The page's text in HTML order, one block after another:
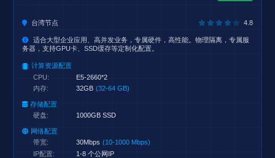
台湾节点 4.8
适合大型企业应用、高并发业务，专属硬件，高性能。物理隔离，专属服
务器，支持GPU卡、SSD缓存等定制化配置。
计算资源配置
CPU:
E5-2660*2
内存:
32GB (32-64 GB)
存储配置
硬盘:
1000GB SSD
网络配置
带宽:
30Mbps (10-1000 Mbps)
IP配置:
1-8 个公网IP